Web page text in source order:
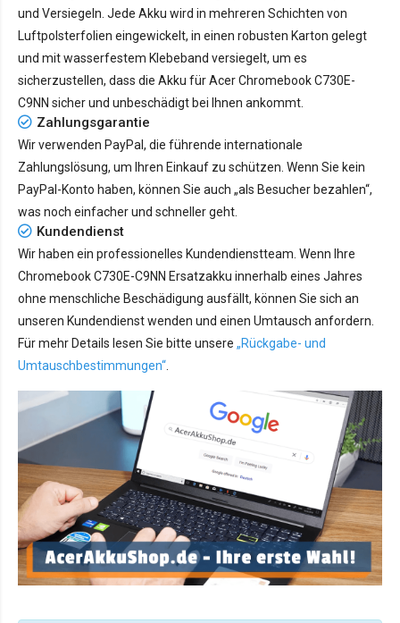
und Versiegeln. Jede Akku wird in mehreren Schichten von
Luftpolsterfolien eingewickelt, in einen robusten Karton gelegt
und mit wasserfestem Klebeband versiegelt, um es
sicherzustellen, dass die Akku für Acer Chromebook C730E-
C9NN sicher und unbeschädigt bei Ihnen ankommt.
Zahlungsgarantie
Wir verwenden PayPal, die führende internationale
Zahlungslösung, um Ihren Einkauf zu schützen. Wenn Sie kein
PayPal-Konto haben, können Sie auch „als Besucher bezahlen“,
was noch einfacher und schneller geht.
Kundendienst
Wir haben ein professionelles Kundendienstteam. Wenn Ihre
Chromebook C730E-C9NN Ersatzakku innerhalb eines Jahres
ohne menschliche Beschädigung ausfällt, können Sie sich an
unseren Kundendienst wenden und einen Umtausch anfordern.
Für mehr Details lesen Sie bitte unsere „Rückgabe- und
Umtauschbestimmungen“